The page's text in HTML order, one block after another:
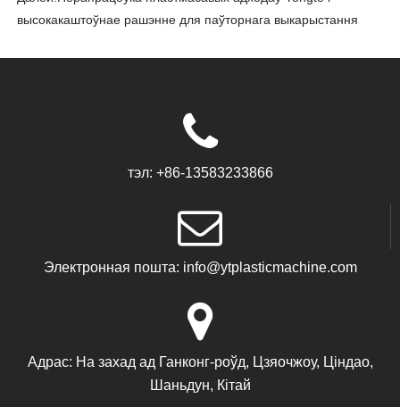
высокакаштоўнае рашэнне для паўторнага выкарыстання
тэл: +86-13583233866
Электронная пошта: info@ytplasticmachine.com
Адрас: На захад ад Ганконг-роўд, Цзяочжоу, Ціндао,
Шаньдун, Кітай